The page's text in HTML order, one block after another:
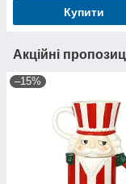
Купити
Акційні
–15%